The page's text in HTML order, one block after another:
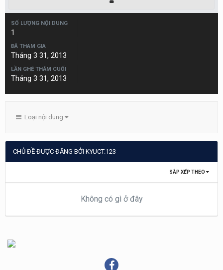
SỐ LƯỢNG NỘI DUNG
1
ĐÃ THAM GIA
Tháng 3 31, 2013
LẦN GHÉ THĂM CUỐI
Tháng 3 31, 2013
Loại nội dung
CHỦ ĐỀ ĐƯỢC ĐĂNG BỞI KYUCT.123
SẮP XẾP THEO
Không có gì ở đây